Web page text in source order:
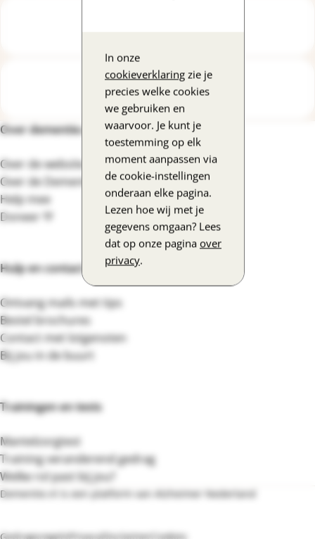
In onze
cookieverklaring zie je
precies welke cookies
we gebruiken en
waarvoor. Je kunt je
toestemming op elk
moment aanpassen via
de cookie-instellingen
onderaan elke pagina.
Lezen hoe wij met je
gegevens omgaan? Lees
dat op onze pagina over
privacy.
Mail een expert
Footernavigatie
Over dementie.nl
Over de website
Over de DementieLijn
Help mee
Doneer 💛
Hulp en contact
Ontvang mails met tips
Bestel brochures
Contact met lotgenoten
Bij jou in de buurt
Trainingen en tests
Mantelzorgtest
Training veranderend gedrag
Welke rol past bij jou?
Dementie.nl is een platform van Alzheimer Nederland